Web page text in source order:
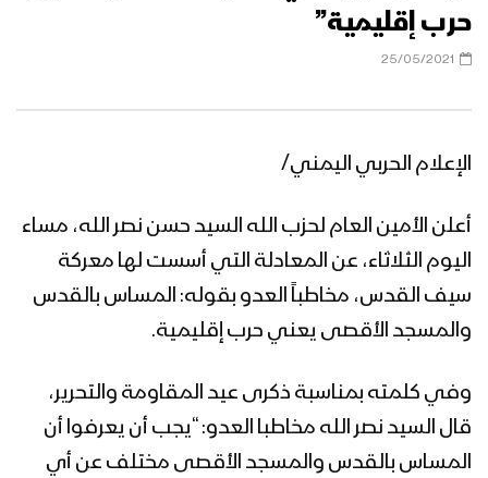
حرب إقليمية”
25/05/2021
الإعلام الحربي اليمني/
أعلن الأمين العام لحزب الله السيد حسن نصر الله، مساء
اليوم الثلاثاء، عن المعادلة التي أسست لها معركة
سيف القدس، مخاطباً العدو بقوله: المساس بالقدس
والمسجد الأقصى يعني حرب إقليمية.
وفي كلمته بمناسبة ذكرى عيد المقاومة والتحرير،
قال السيد نصر الله مخاطبا العدو: “يجب أن يعرفوا أن
المساس بالقدس والمسجد الأقصى مختلف عن أي